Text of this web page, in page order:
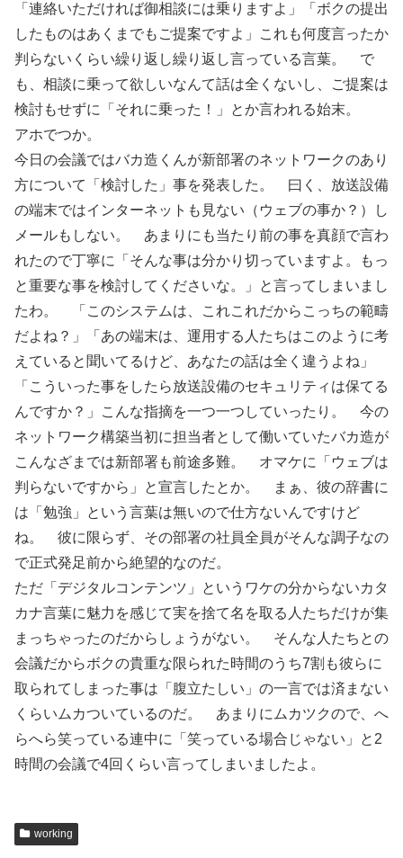
「連絡いただければ御相談には乗りますよ」「ボクの提出
したものはあくまでもご提案ですよ」これも何度言ったか
判らないくらい繰り返し繰り返し言っている言葉。 で
も、相談に乗って欲しいなんて話は全くないし、ご提案は
検討もせずに「それに乗った！」とか言われる始末。
アホでつか。
今日の会議ではバカ造くんが新部署のネットワークのあり
方について「検討した」事を発表した。 曰く、放送設備
の端末ではインターネットも見ない（ウェブの事か？）し
メールもしない。 あまりにも当たり前の事を真顔で言わ
れたので丁寧に「そんな事は分かり切っていますよ。もっ
と重要な事を検討してくださいな。」と言ってしまいまし
たわ。 「このシステムは、これこれだからこっちの範疇
だよね？」「あの端末は、運用する人たちはこのように考
えていると聞いてるけど、あなたの話は全く違うよね」
「こういった事をしたら放送設備のセキュリティは保てる
んですか？」こんな指摘を一つ一つしていったり。 今の
ネットワーク構築当初に担当者として働いていたバカ造が
こんなざまでは新部署も前途多難。 オマケに「ウェブは
判らないですから」と宣言したとか。 まぁ、彼の辞書に
は「勉強」という言葉は無いので仕方ないんですけど
ね。 彼に限らず、その部署の社員全員がそんな調子なの
で正式発足前から絶望的なのだ。
ただ「デジタルコンテンツ」というワケの分からないカタ
カナ言葉に魅力を感じて実を捨て名を取る人たちだけが集
まっちゃったのだからしょうがない。 そんな人たちとの
会議だからボクの貴重な限られた時間のうち7割も彼らに
取られてしまった事は「腹立たしい」の一言では済まない
くらいムカついているのだ。 あまりにムカツクので、へ
らへら笑っている連中に「笑っている場合じゃない」と2
時間の会議で4回くらい言ってしまいましたよ。
working